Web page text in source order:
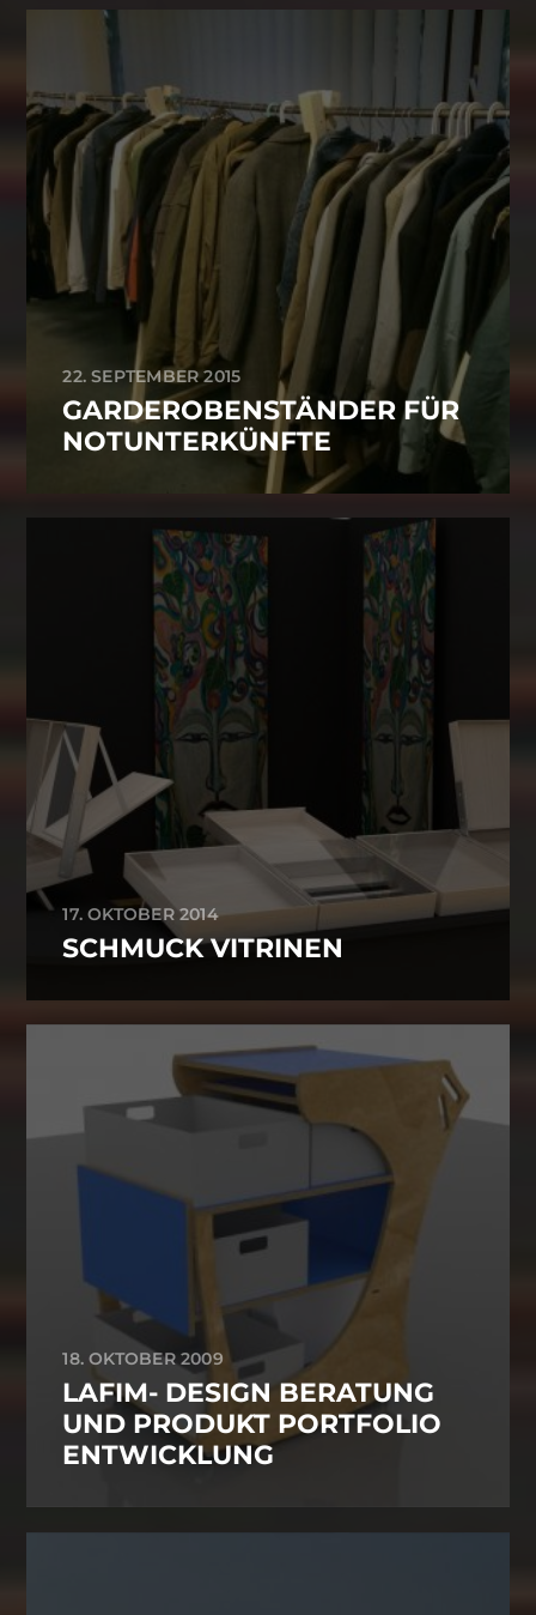
22. SEPTEMBER 2015
GARDEROBENSTÄNDER FÜR
NOTUNTERKÜNFTE
17. OKTOBER 2014
SCHMUCK VITRINEN
18. OKTOBER 2009
LAFIM- DESIGN BERATUNG
UND PRODUKT PORTFOLIO
ENTWICKLUNG